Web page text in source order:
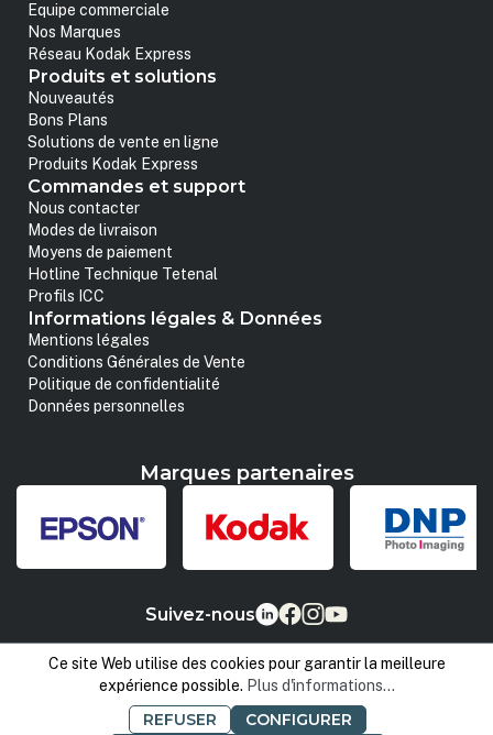
Equipe commerciale
Nos Marques
Réseau Kodak Express
Produits et solutions
Nouveautés
Bons Plans
Solutions de vente en ligne
Produits Kodak Express
Commandes et support
Nous contacter
Modes de livraison
Moyens de paiement
Hotline Technique Tetenal
Profils ICC
Informations légales & Données
Mentions légales
Conditions Générales de Vente
Politique de confidentialité
Données personnelles
Marques partenaires
Suivez-nous
Ce site Web utilise des cookies pour garantir la meilleure
expérience possible. Plus d'informations...
REFUSER CONFIGURER